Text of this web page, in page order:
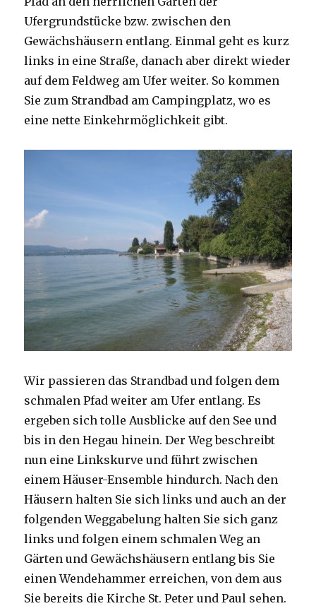
Ufergrundstücke bzw. zwischen den
Gewächshäusern entlang. Einmal geht es kurz
links in eine Straße, danach aber direkt wieder
auf dem Feldweg am Ufer weiter. So kommen
Sie zum Strandbad am Campingplatz, wo es
eine nette Einkehrmöglichkeit gibt.
Wir passieren das Strandbad und folgen dem
schmalen Pfad weiter am Ufer entlang. Es
ergeben sich tolle Ausblicke auf den See und
bis in den Hegau hinein. Der Weg beschreibt
nun eine Linkskurve und führt zwischen
einem Häuser-Ensemble hindurch. Nach den
Häusern halten Sie sich links und auch an der
folgenden Weggabelung halten Sie sich ganz
links und folgen einem schmalen Weg an
Gärten und Gewächshäusern entlang bis Sie
einen Wendehammer erreichen, von dem aus
Sie bereits die Kirche St. Peter und Paul sehen.